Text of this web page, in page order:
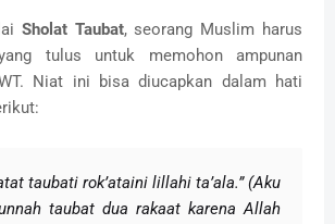
Sholat Taubat, seorang Muslim harus
tulus untuk memohon ampunan
Niat ini bisa diucapkan dalam hati
taubati rok’ataini lillahi ta’ala.” (Aku
taubat dua rakaat karena Allah